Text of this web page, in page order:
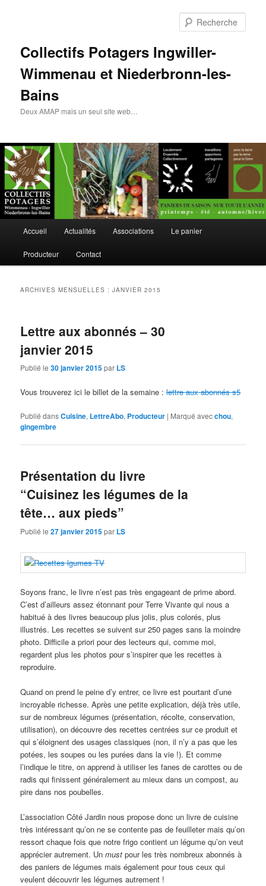
Collectifs Potagers Ingwiller-
Wimmenau et Niederbronn-les-
Bains
Deux AMAP mais un seul site web…
Aller
au
Aller
au
Accueil Actualités Associations Le panier
Producteur Contact
ARCHIVES MENSUELLES :JANVIER 2015
Lettre aux abonnés – 30
janvier 2015
Publié le30 janvier 2015par LS
Vous trouverez ici le billet de la semaine :lettre aux abonnés s5
Publié dansCuisine, LettreAbo, Producteur | Marqué avecchou,
gingembre
Présentation du livre
“Cuisinez les légumes de la
tête… aux pieds”
Publié le27 janvier 2015par LS
Soyons franc, le livre n’est pas très engageant de prime abord.
C’est d’ailleurs assez étonnant pour Terre Vivante qui nous a
habitué à des livres beaucoup plus jolis, plus colorés, plus
illustrés. Les recettes se suivent sur 250 pages sans la moindre
photo. Difficile a priori pour des lecteurs qui, comme moi,
regardent plus les photos pour s’inspirer que les recettes à
reproduire.
Quand on prend le peine d’y entrer, ce livre est pourtant d’une
incroyable richesse. Après une petite explication, déjà très utile,
sur de nombreux légumes (présentation, récolte, conservation,
utilisation), on découvre des recettes centrées sur ce produit et
qui s’éloignent des usages classiques (non, il n’y a pas que les
potées, les soupes ou les purées dans la vie !). Et comme
l’indique le titre, on apprend à utiliser les fanes de carottes ou de
radis qui finissent généralement au mieux dans un compost, au
pire dans nos poubelles.
L’association Côté Jardin nous propose donc un livre de cuisine
très intéressant qu’on ne se contente pas de feuilleter mais qu’on
ressort chaque fois que notre frigo contient un légume qu’on veut
apprécier autrement. Unmust pour les très nombreux abonnés à
des paniers de légumes mais également pour tous ceux qui
veulent découvrir les légumes autrement !